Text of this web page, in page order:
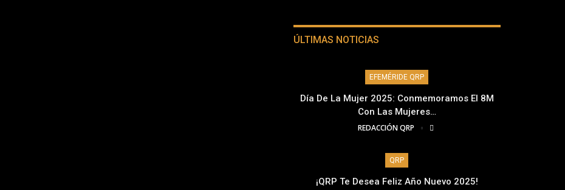
ÚLTIMAS NOTICIAS
EFEMÉRIDE QRP
Día De La Mujer 2025: Conmemoramos El 8M
Con Las Mujeres…
REDACCIÓN QRP
QRP
¡QRP Te Desea Feliz Año Nuevo 2025!